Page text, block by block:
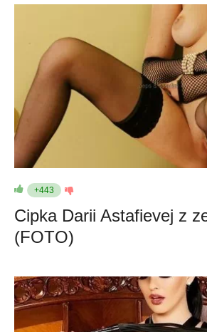
+443
Cipka Darii Astafievej z
(FOTO)